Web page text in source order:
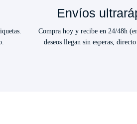
Envíos
Compra hoy y recibe en 24/48h
deseos llegan sin esperas,